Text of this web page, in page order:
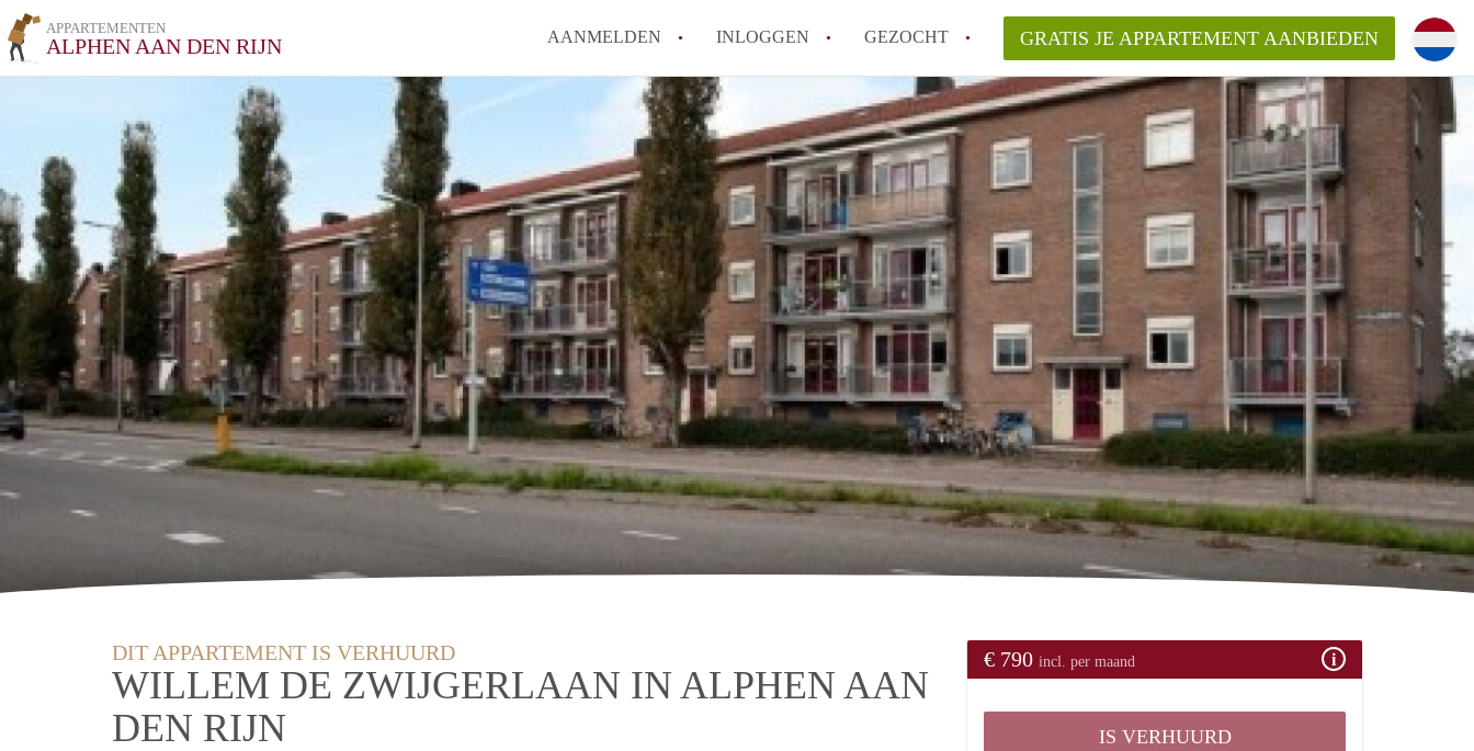
APPARTEMENTEN
ALPHEN AAN DEN RIJN AANMELDEN INLOGGEN GEZOCHT GRATIS JE APPARTEMENT AANBIEDEN
DIT APPARTEMENT IS VERHUURD
WILLEM DE ZWIJGERLAAN IN ALPHEN AAN
DEN RIJN
€ 790 incl. per maand
IS VERHUURD